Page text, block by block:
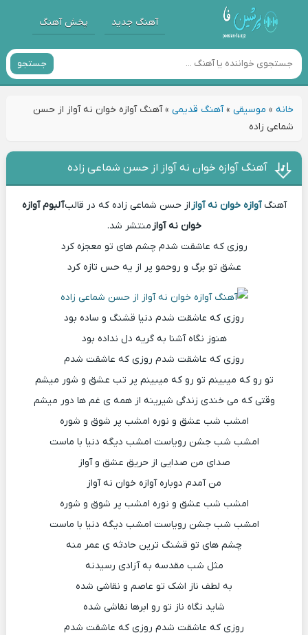
آهنگ جدید پخش آهنگ
جستجو
خانه» موسیقی»آهنگ قدیمی»آهنگ آوازه خوان نه آواز از حسن
شماعی زاده
آهنگ آوازه خوان نه آواز از حسن شماعی زاده
آهنگآوازه خوان نه آواز از حسن شماعی زاده که در قالبآلبوم آوازه
خوان نه آواز منتشر شد.
روزی که عاشقت شدم چشم های تو معجزه کرد
عشق تو برگ و روحمو پر از یه حس تازه کرد
روزی که عاشقت شدم دنیا قشنگ و ساده بود
هنوز نگاه آشنا به گریه دل نداده بود
روزی که عاشقت شدم روزی که عاشقت شدم
تو رو که میبینم تو رو که میبینم پر تب عشق و شور میشم
وقتی که می خندی زندگی شیرینه از همه ی غم ها دور میشم
امشب شب عشق و نوره امشب پر شوق و شوره
امشب شب جشن رویاست امشب دیگه دنیا با ماست
صدای من صدایی از حریق عشق و آواز
من آمدم دوباره آوازه خوان نه آواز
امشب شب عشق و نوره امشب پر شوق و شوره
امشب شب جشن رویاست امشب دیگه دنیا با ماست
چشم های تو قشنگ ترین حادثه ی عمر منه
مثل شب مقدسه به آزادی رسیدنه
به لطف ناز اشک تو عاصم و نقاشی شده
شاید نگاه ناز تو رو ابرها نقاشی شده
روزی که عاشقت شدم روزی که عاشقت شدم